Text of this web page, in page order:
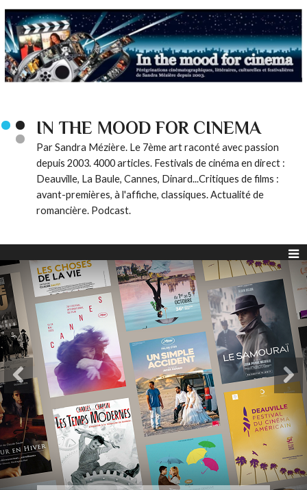
IN THE MOOD FOR CINEMA
Par Sandra Mézière. Le 7ème art raconté avec passion
depuis 2003. 4000 articles. Festivals de cinéma en direct :
Deauville, La Baule, Cannes, Dinard...Critiques de films :
avant-premières, à l'affiche, classiques. Actualité de
romancière. Podcast.